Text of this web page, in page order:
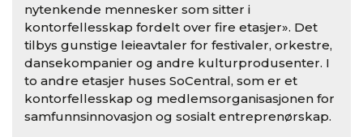
nytenkende mennesker som sitter i
kontorfellesskap fordelt over fire etasjer». Det
tilbys gunstige leieavtaler for festivaler, orkestre,
dansekompanier og andre kulturprodusenter. I
to andre etasjer huses SoCentral, som er et
kontorfellesskap og medlemsorganisasjonen for
samfunnsinnovasjon og sosialt entreprenørskap.